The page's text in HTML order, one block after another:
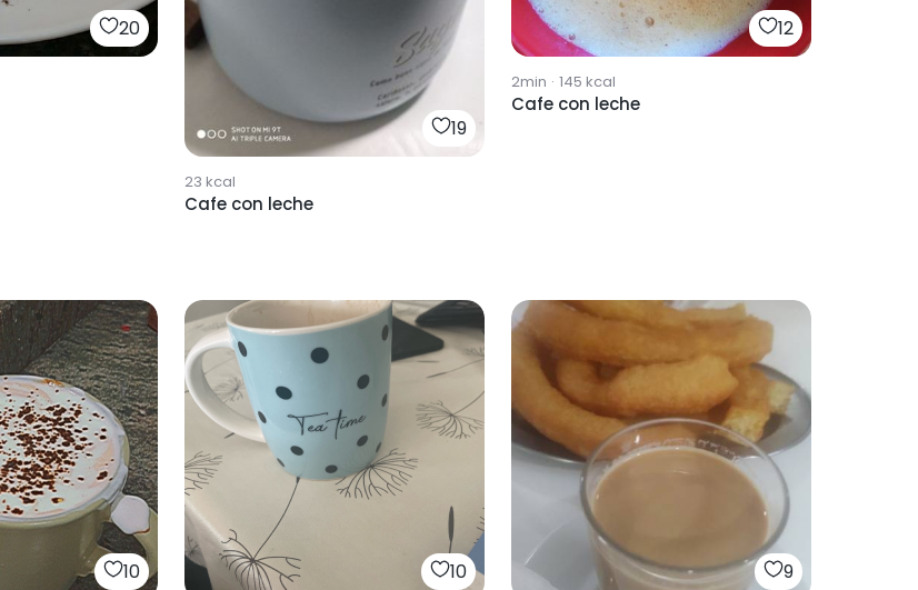
20
19
23 kcal
Cafe con leche
12
2min · 145 kcal
Cafe con leche
10 10 9